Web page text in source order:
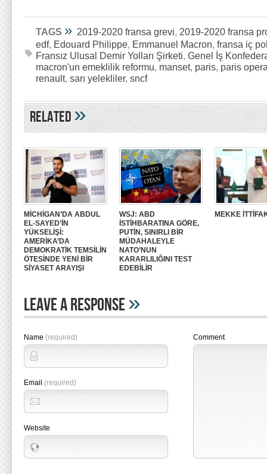
TAGS » 2019-2020 fransa grevi, 2019-2020 fransa
edf, Edouard Philippe, Emmanuel Macron, fransa iç
Fransız Ulusal Demir Yolları Şirketi, Genel İş
macron'un emeklilik reformu, manset, paris, paris
renault, sarı yelekliler, sncf
Related»
MİCHİGAN’DA ABDUL
EL-SAYED’İN
YÜKSELİŞİ:
AMERİKA’DA
DEMOKRATİK TEMSİLİN
ÖTESİNDE YENİ BİR
SİYASET ARAYIŞI
WSJ: ABD
İSTİHBARATINA GÖRE,
PUTİN, SINIRLI BİR
MÜDAHALEYLE
NATO’NUN
KARARLILIĞINI TEST
EDEBİLİR
MEKKE
Leave A Response»
Name (required)
Email (required)
Website
Comment